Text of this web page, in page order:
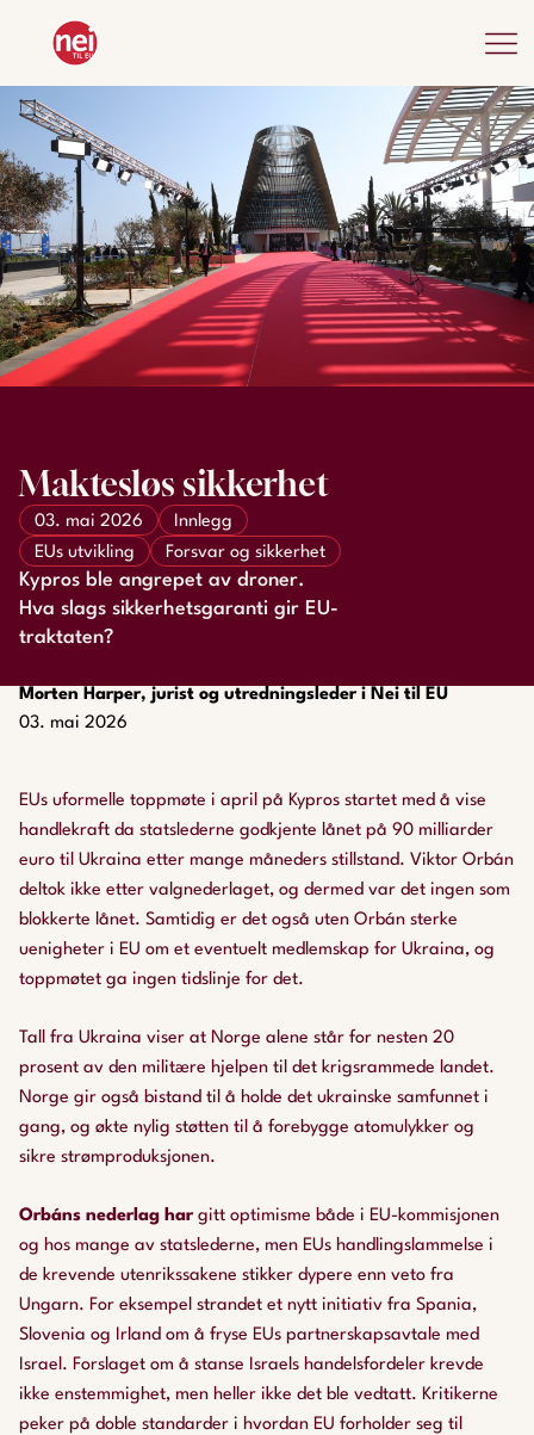
Morten Harper, jurist og utredningsleder i Nei til EU
03. mai 2026
Maktesløs sikkerhet
03. mai 2026
Innlegg
EUs utvikling
Forsvar og sikkerhet
Kypros ble angrepet av droner.
Hva slags sikkerhetsgaranti gir EU-
traktaten?
EUs uformelle toppmøte i april på Kypros startet med å vise
handlekraft da statslederne godkjente lånet på 90 milliarder
euro til Ukraina etter mange måneders stillstand. Viktor Orbán
deltok ikke etter valgnederlaget, og dermed var det ingen som
blokkerte lånet. Samtidig er det også uten Orbán sterke
uenigheter i EU om et eventuelt medlemskap for Ukraina, og
toppmøtet ga ingen tidslinje for det.
Tall fra Ukraina viser at Norge alene står for nesten 20
prosent av den militære hjelpen til det krigsrammede landet.
Norge gir også bistand til å holde det ukrainske samfunnet i
gang, og økte nylig støtten til å forebygge atomulykker og
sikre strømproduksjonen.
Orbáns nederlag hargitt optimisme både i EU-kommisjonen
og hos mange av statslederne, men EUs handlingslammelse i
de krevende utenrikssakene stikker dypere enn veto fra
Ungarn. For eksempel strandet et nytt initiativ fra Spania,
Slovenia og Irland om å fryse EUs partnerskapsavtale med
Israel. Forslaget om å stanse Israels handelsfordeler krevde
ikke enstemmighet, men heller ikke det ble vedtatt. Kritikerne
peker på doble standarder i hvordan EU forholder seg til